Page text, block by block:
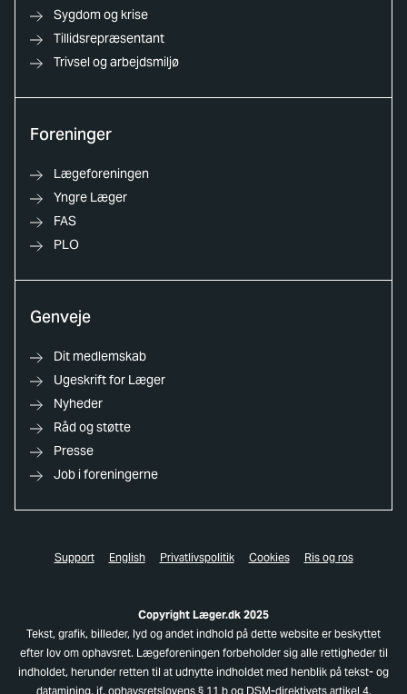
Sygdom og krise
Tillidsrepræsentant
Trivsel og arbejdsmiljø
Foreninger
Lægeforeningen
Yngre Læger
FAS
PLO
Genveje
Dit medlemskab
Ugeskrift for Læger
Nyheder
Råd og støtte
Presse
Job i foreningerne
Support English Privatlivspolitik Cookies Ris og ros
Copyright Læger.dk 2025
Tekst, grafik, billeder, lyd og andet indhold på dette website er beskyttet
efter lov om ophavsret. Lægeforeningen forbeholder sig alle rettigheder til
indholdet, herunder retten til at udnytte indholdet med henblik på tekst- og
datamining, jf. ophavsretslovens § 11 b og DSM-direktivets artikel 4.